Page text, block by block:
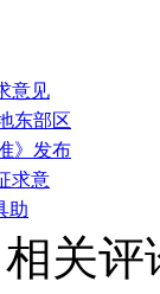
意见
东部区
》发布
求意
助
相关评